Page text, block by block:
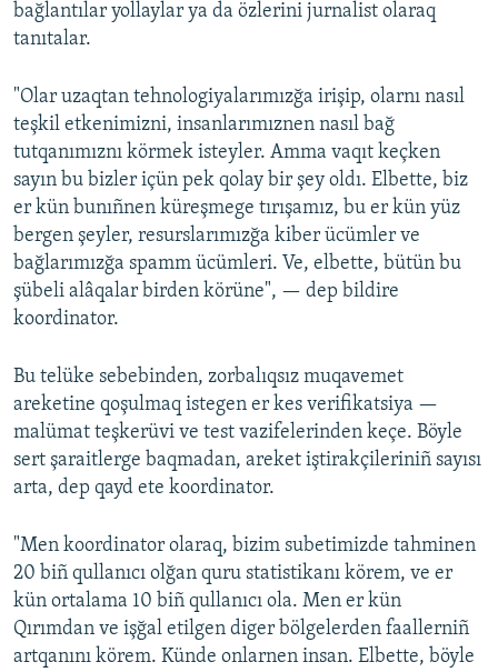
bağlantılar yollaylar ya da özlerini jurnalist olaraq
tanıtalar.
"Olar uzaqtan tehnologiyalarımızğa irişip, olarnı nasıl
teşkil etkenimizni, insanlarımıznen nasıl bağ
tutqanımıznı körmek isteyler. Amma vaqıt keçken
sayın bu bizler içün pek qolay bir şey oldı. Elbette, biz
er kün bunıñnen küreşmege tırışamız, bu er kün yüz
bergen şeyler, resurslarımızğa kiber ücümler ve
bağlarımızğa spamm ücümleri. Ve, elbette, bütün bu
şübeli alâqalar birden körüne", — dep bildire
koordinator.
Bu telüke sebebinden, zorbalıqsız muqavemet
areketine qoşulmaq istegen er kes verifikatsiya —
malümat teşkerüvi ve test vazifelerinden keçe. Böyle
sert şaraitlerge baqmadan, areket iştirakçileriniñ sayısı
arta, dep qayd ete koordinator.
"Men koordinator olaraq, bizim subetimizde tahminen
20 biñ qullanıcı olğan quru statistikanı körem, ve er
kün ortalama 10 biñ qullanıcı ola. Men er kün
Qırımdan ve işğal etilgen diger bölgelerden faallerniñ
artqanını körem. Künde onlarnen insan. Elbette, böyle